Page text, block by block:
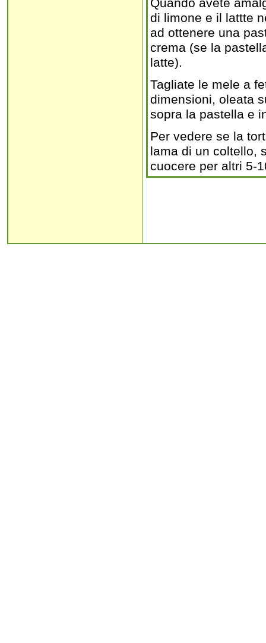
Quando avete
di limone e il lattte
ad ottenere una
crema (se la
latte).
Tagliate le mele a
dimensioni, oleata
sopra la pastella e
Per vedere se la
lama di un coltello,
cuocere per altri 5-